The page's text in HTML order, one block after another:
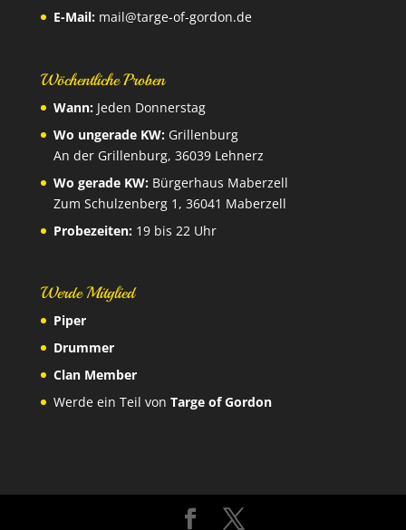
E-Mail: mail@targe-of-gordon.de
Wöchentliche Proben
Wann:Jeden Donnerstag
Wo ungerade KW:Grillenburg
An der Grillenburg, 36039 Lehnerz
Wo gerade KW:Bürgerhaus Maberzell
Zum Schulzenberg 1, 36041 Maberzell
Probezeiten:19 bis 22 Uhr
Werde Mitglied
Piper
Drummer
Clan Member
Werde ein Teil von Targe of Gordon